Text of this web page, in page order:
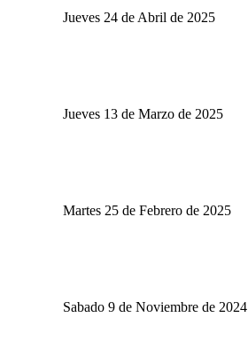
Jueves 24 de Abril de 2025
Jueves 13 de Marzo de 2025
Martes 25 de Febrero de 2025
Sabado 9 de Noviembre de 2024